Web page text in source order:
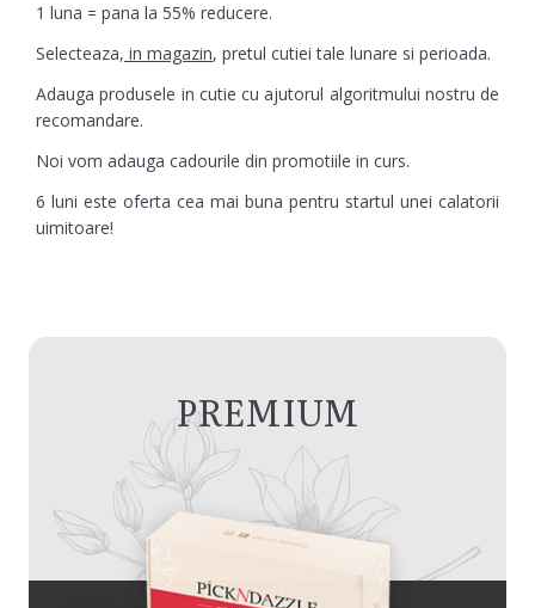
PREMIUM
1 luna = pana la 55% reducere.
Selecteaza, in magazin, pretul cutiei tale lunare si perioada.
Adauga produsele in cutie cu ajutorul algoritmului nostru de
recomandare.
Noi vom adauga cadourile din promotiile in curs.
6 luni este oferta cea mai buna pentru startul unei calatorii
uimitoare!